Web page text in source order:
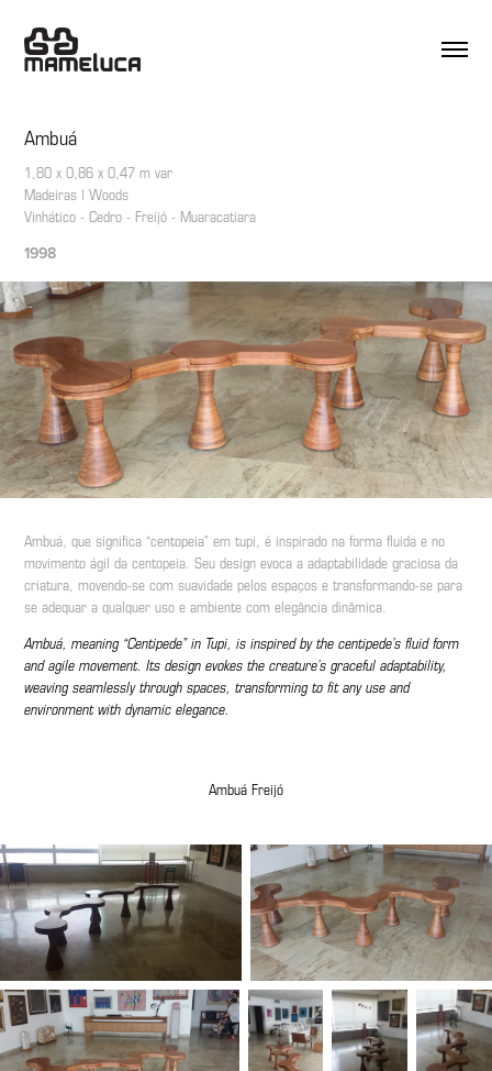
Ambuá
1,80 x 0,86 x 0,47 m var
Madeiras | Woods
1998
Ambuá, que significa “centopeia” em tupi, é inspirado na forma fluida e no
movimento ágil da centopeia. Seu design evoca a adaptabilidade graciosa da
criatura, movendo-se com suavidade pelos espaços e transformando-se para
se adequar a qualquer uso e ambiente com elegância dinâmica.
Ambuá, meaning “Centipede” in Tupi, is inspired by the centipede’s fluid form
and agile movement. Its design evokes the creature’s graceful adaptability,
weaving seamlessly through spaces, transforming to fit any use and
environment with dynamic elegance.
Ambuá Freijó